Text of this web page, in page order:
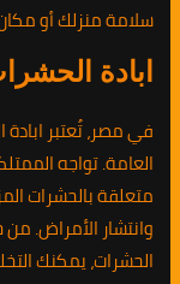
سلامة منزلك أو
ابادة
في مصر، تُعتبر
العامة. تواجه
متعلقة بالحشرات
وانتشار الأمراض.
الحشرات، يمكنك